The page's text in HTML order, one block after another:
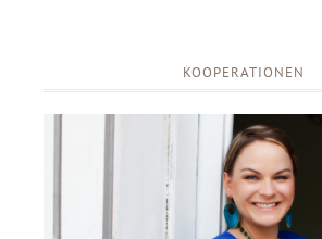
KOOPERATIONEN